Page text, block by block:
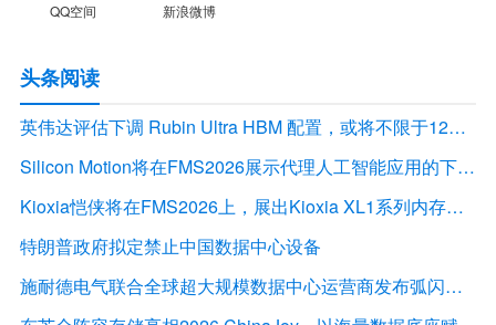
QQ空间 新浪微博
头条阅读
英伟达评估下调 Rubin Ultra HBM 配置，或将不限于12Hi HBM4E
Silicon Motion将在FMS2026展示代理人工智能应用的下一代存储解决方案
Kioxia恺侠将在FMS2026上，展出Kioxia XL1系列内存扩展模块
特朗普政府拟定禁止中国数据中心设备
施耐德电气联合全球超大规模数据中心运营商发布弧闪风险评估报告